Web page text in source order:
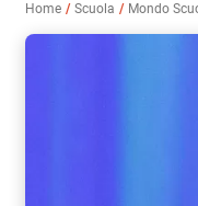
Home Scuola Mondo